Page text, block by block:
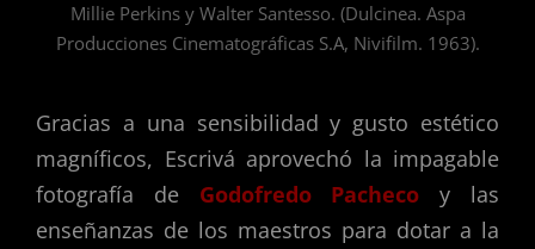
Millie Perkins y Walter Santesso. (Dulcinea. Aspa
Producciones Cinematográficas S.A, Nivifilm. 1963).
Gracias a una sensibilidad y gusto estético
magníficos, Escrivá aprovechó la impagable
fotografía de Godofredo Pacheco
y las
enseñanzas de los maestros para dotar a la